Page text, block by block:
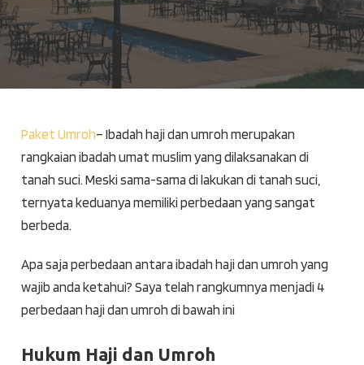
Paket Umroh– Ibadah haji dan umroh merupakan
rangkaian ibadah umat muslim yang dilaksanakan di
tanah suci. Meski sama-sama di lakukan di tanah suci,
ternyata keduanya memiliki perbedaan yang sangat
berbeda.
Apa saja perbedaan antara ibadah haji dan umroh yang
wajib anda ketahui? Saya telah rangkumnya menjadi 4
perbedaan haji dan umroh di bawah ini
Hukum Haji dan Umroh